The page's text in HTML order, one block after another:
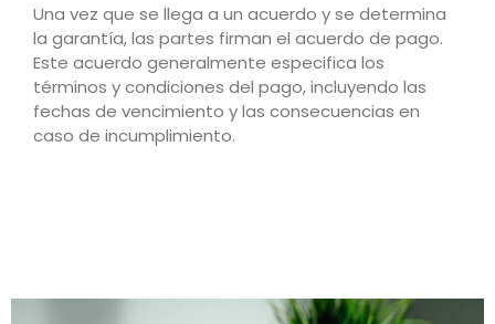
Una vez que se llega a un acuerdo y se determina
la garantía, las partes firman el acuerdo de pago.
Este acuerdo generalmente especifica los
términos y condiciones del pago, incluyendo las
fechas de vencimiento y las consecuencias en
caso de incumplimiento.